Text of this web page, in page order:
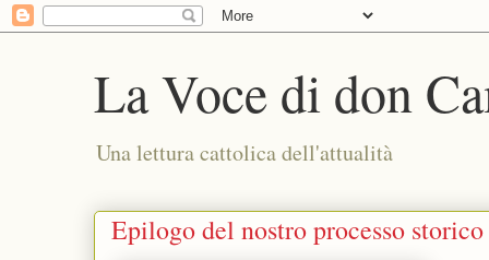
La Voce di don
Una lettura cattolica dell'attualità
Epilogo del nostro processo storico